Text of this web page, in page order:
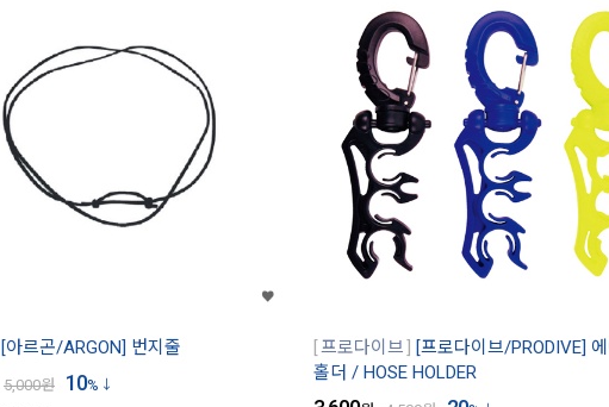
[아르곤/ARGON] 번지줄
5,000원 10%
프로다이브
[프로다이브/PRODIVE]
홀더 / HOSE HOLDER